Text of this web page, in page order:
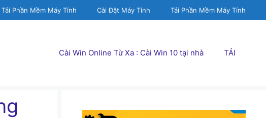
Tải Phần Mềm Máy Tính Cài Đặt Máy Tính Tải Phần Mềm Máy Tính
Cài Win Online Từ Xa : Cài Win 10 tại nhà TẢI